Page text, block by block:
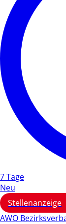
7 Tage
Neu
Stellenanzeige
AWO